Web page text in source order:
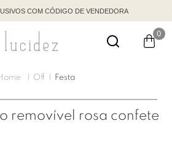
COM CÓDIGO DE VENDEDORA
0
Off Festa
removível rosa confete